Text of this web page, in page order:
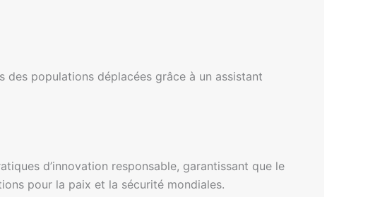
des populations déplacées grâce à un assistant
d’innovation responsable, garantissant que le
pour la paix et la sécurité mondiales.